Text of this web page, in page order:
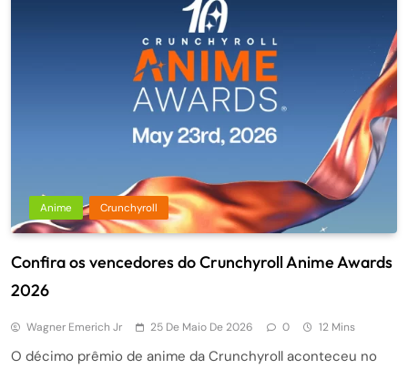
Anime Crunchyroll
Confira os vencedores do Crunchyroll Anime Awards
2026
Wagner Emerich Jr 25 De Maio De 2026 0 12 Mins
O décimo prêmio de anime da Crunchyroll aconteceu no